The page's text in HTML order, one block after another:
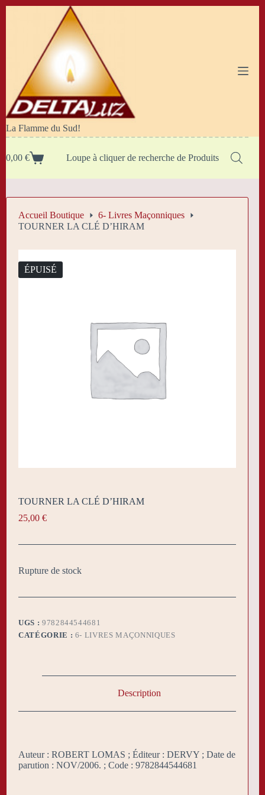
La Flamme du Sud!
Panier
0,00 € Loupe à cliquer de recherche de Produits
Accueil Boutique
6- Livres Maçonniques
TOURNER LA CLÉ D’HIRAM
ÉPUISÉ
TOURNER LA CLÉ D’HIRAM
25,00 €
Rupture de stock
UGS : 9782844544681
CATÉGORIE : 6- LIVRES MAÇONNIQUES
Description
Auteur : ROBERT LOMAS ; Éditeur : DERVY ; Date de
parution : NOV/2006. ; Code : 9782844544681